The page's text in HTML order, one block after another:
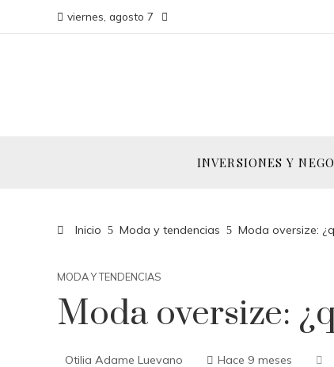
viernes, agosto 7
INVERSIONES Y
Inicio Moda y tendencias Moda oversize:
MODA Y TENDENCIAS
Moda oversize:
Otilia Adame Luevano Hace 9 meses